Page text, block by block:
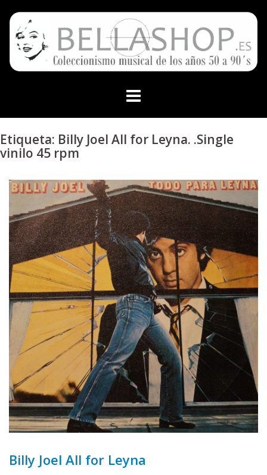
content
Etiqueta: Billy Joel All for Leyna. .Single
vinilo 45 rpm
Billy Joel All for Leyna